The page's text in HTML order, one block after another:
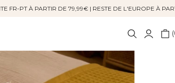
FR-PT À PARTIR DE 79,99€ | RESTE DE L'EUROPE À